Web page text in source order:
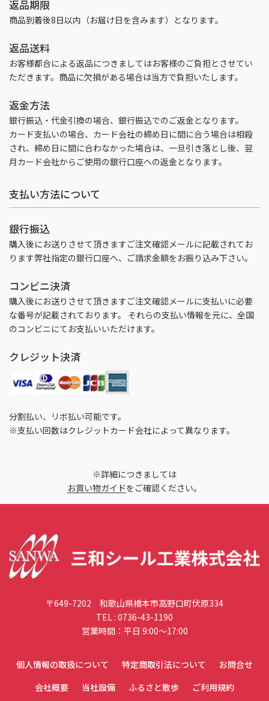
返品期限
商品到着後8日以内（お届け日を含みます）となります。
返品送料
お客様都合による返品につきましてはお客様のご負担とさせてい
ただきます。商品に欠損がある場合は当方で負担いたします。
返金方法
銀行振込・代金引換の場合、銀行振込でのご返金となります。
カード支払いの場合、カード会社の締め日に間に合う場合は相殺
され、締め日に間に合わなかった場合は、一旦引き落とし後、翌
月カード会社からご使用の銀行口座への返金となります。
支払い方法について
銀行振込
購入後にお送りさせて頂きますご注文確認メールに記載されてお
ります弊社指定の銀行口座へ、ご請求金額をお振り込み下さい。
コンビニ決済
購入後にお送りさせて頂きますご注文確認メールに支払いに必要
な番号が記載されております。 それらの支払い情報を元に、全国
のコンビニにてお支払いいただけます。
クレジット決済
分割払い、リボ払い可能です。
※支払い回数はクレジットカード会社によって異なります。
※詳細につきましては
お買い物ガイドをご確認ください。
〒649-7202 和歌山県橋本市高野口町伏原334
TEL : 0736-43-1190
営業時間：平日 9:00〜17:00
個人情報の取扱について 特定商取引法について
お問合せ
会社概要
当社設備 ふるさと散歩 ご利用規約